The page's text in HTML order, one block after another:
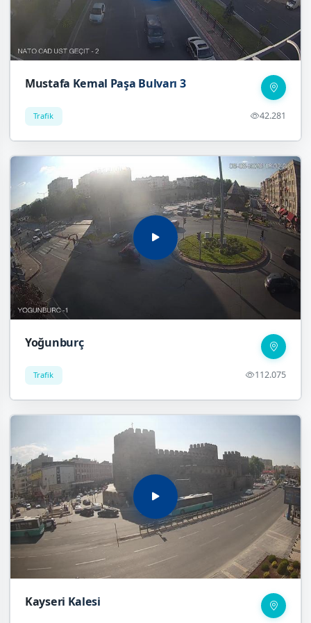
Mustafa Kemal Paşa Bulvarı 3
Trafik 42.281
Yoğunburç
Trafik 112.075
Kayseri Kalesi